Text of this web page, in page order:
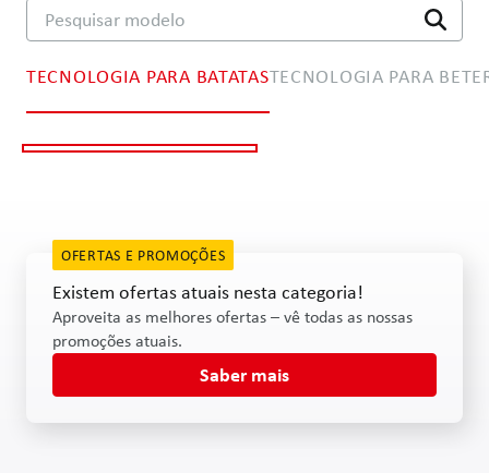
TECNOLOGIA PARA BATATASTECNOLOGIA PARA
Pesquisar modelo
Tecnologia de separação
OFERTAS E PROMOÇÕES
Existem ofertas atuais nesta categoria!
Aproveita as melhores ofertas – vê todas as nossas
promoções atuais.
Saber mais